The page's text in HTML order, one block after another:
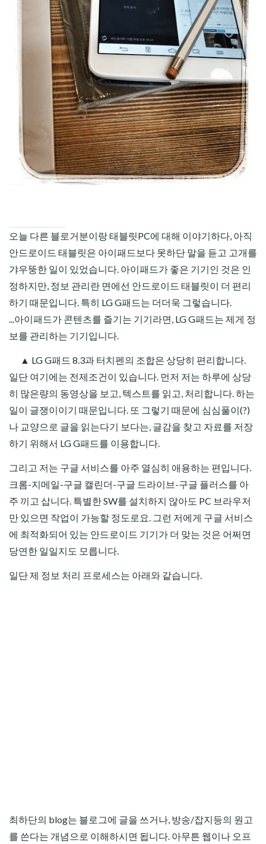
오늘 다른 블로거분이랑 태블릿PC에 대해 이야기하다, 아직
안드로이드 태블릿은 아이패드보다 못하단 말을 듣고 고개를
갸우뚱한 일이 있었습니다. 아이패드가 좋은 기기인 것은 인
정하지만, 정보 관리란 면에선 안드로이드 태블릿이 더 편리
하기 때문입니다. 특히 LG G패드는 더더욱 그렇습니다.
...아이패드가 콘텐츠를 즐기는 기기라면, LG G패드는 제게 정
보를 관리하는 기기입니다.
▲ LG G패드 8.3과 터치펜의 조합은 상당히 편리합니다.
일단 여기에는 전제조건이 있습니다. 먼저 저는 하루에 상당
히 많은량의 동영상을 보고, 텍스트를 읽고, 처리합니다. 하는
일이 글쟁이이기 때문입니다. 또 그렇기 때문에 심심풀이(?)
나 교양으로 글을 읽는다기 보다는, 글감을 찾고 자료를 저장
하기 위해서 LG G패드를 이용합니다.
그리고 저는 구글 서비스를 아주 열심히 애용하는 편입니다.
크롬-지메일-구글 캘린더-구글 드라이브-구글 플러스를 아
주 끼고 삽니다. 특별한 SW를 설치하지 않아도 PC 브라우저
만 있으면 작업이 가능할 정도로요. 그런 저에게 구글 서비스
에 최적화되어 있는 안드로이드 기기가 더 맞는 것은 어쩌면
당연한 일일지도 모릅니다.
일단 제 정보 처리 프로세스는 아래와 같습니다.
최하단의 blog는 블로그에 글을 쓰거나, 방송/잡지등의 원고
를 쓴다는 개념으로 이해하시면 됩니다. 아무튼 웹이나 오프